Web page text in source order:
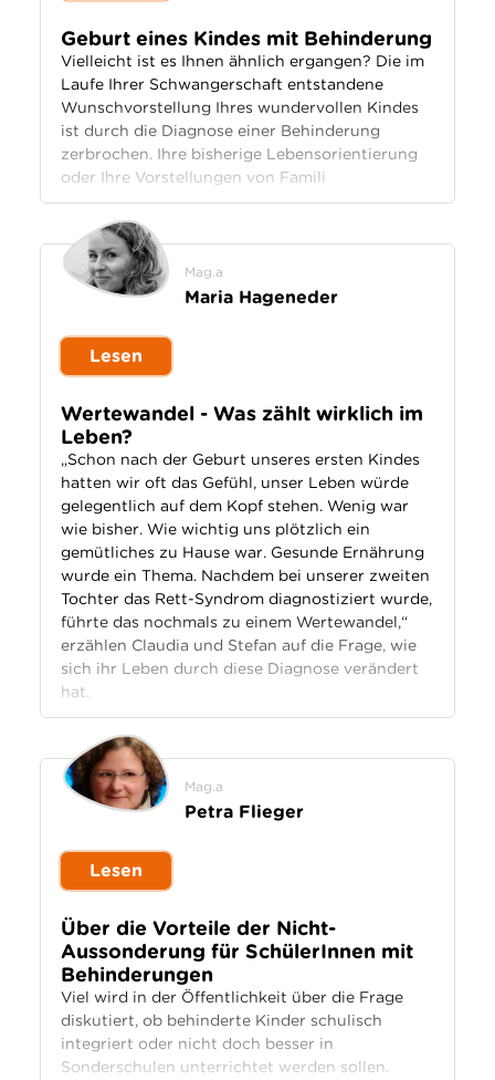
Geburt eines Kindes mit Behinderung
Vielleicht ist es Ihnen ähnlich ergangen? Die im
Laufe Ihrer Schwangerschaft entstandene
Wunschvorstellung Ihres wundervollen Kindes
ist durch die Diagnose einer Behinderung
zerbrochen. Ihre bisherige Lebensorientierung
oder Ihre Vorstellungen von Famili
Mag.a
Maria Hageneder
Lesen
Wertewandel - Was zählt wirklich im
Leben?
„Schon nach der Geburt unseres ersten Kindes
hatten wir oft das Gefühl, unser Leben würde
gelegentlich auf dem Kopf stehen. Wenig war
wie bisher. Wie wichtig uns plötzlich ein
gemütliches zu Hause war. Gesunde Ernährung
wurde ein Thema. Nachdem bei unserer zweiten
Tochter das Rett-Syndrom diagnostiziert wurde,
führte das nochmals zu einem Wertewandel,“
erzählen Claudia und Stefan auf die Frage, wie
sich ihr Leben durch diese Diagnose verändert
hat.
Mag.a
Petra Flieger
Lesen
Über die Vorteile der Nicht-
Aussonderung für SchülerInnen mit
Behinderungen
Viel wird in der Öffentlichkeit über die Frage
diskutiert, ob behinderte Kinder schulisch
integriert oder nicht doch besser in
Sonderschulen unterrichtet werden sollen.